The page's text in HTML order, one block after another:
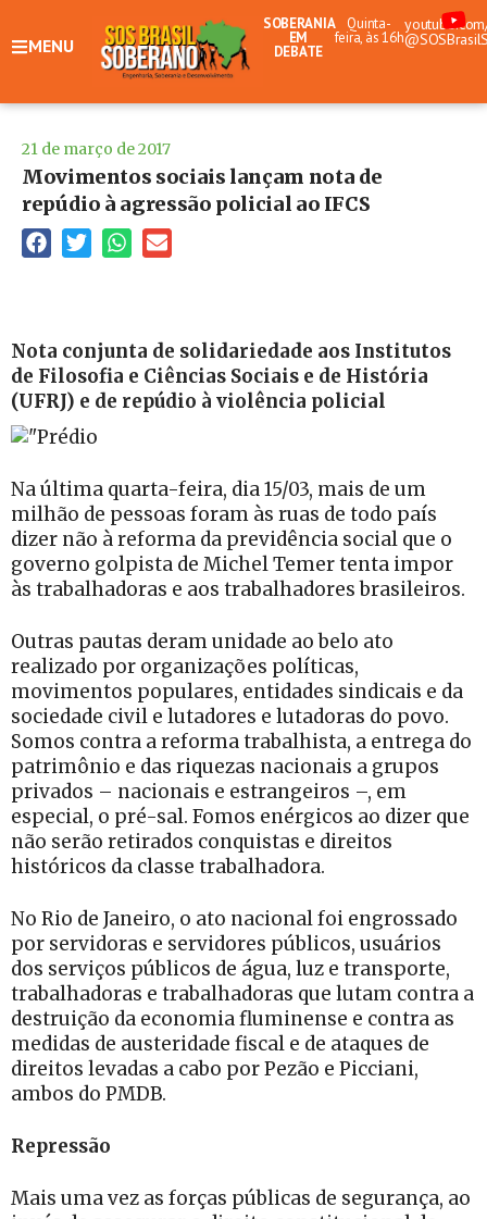
MENU
SOBERANIA
EM
DEBATE
Quinta-
feira, às 16h
21 de março de 2017
Movimentos sociais lançam nota de
repúdio à agressão policial ao IFCS
Nota conjunta de solidariedade aos Institutos
de Filosofia e Ciências Sociais e de História
(UFRJ) e de repúdio à violência policial
Na última quarta-feira, dia 15/03, mais de um
milhão de pessoas foram às ruas de todo país
dizer não à reforma da previdência social que o
governo golpista de Michel Temer tenta impor
às trabalhadoras e aos trabalhadores brasileiros.
Outras pautas deram unidade ao belo ato
realizado por organizações políticas,
movimentos populares, entidades sindicais e da
sociedade civil e lutadores e lutadoras do povo.
Somos contra a reforma trabalhista, a entrega do
patrimônio e das riquezas nacionais a grupos
privados – nacionais e estrangeiros –, em
especial, o pré-sal. Fomos enérgicos ao dizer que
não serão retirados conquistas e direitos
históricos da classe trabalhadora.
No Rio de Janeiro, o ato nacional foi engrossado
por servidoras e servidores públicos, usuários
dos serviços públicos de água, luz e transporte,
trabalhadoras e trabalhadoras que lutam contra a
destruição da economia fluminense e contra as
medidas de austeridade fiscal e de ataques de
direitos levadas a cabo por Pezão e Picciani,
ambos do PMDB.
Repressão
Mais uma vez as forças públicas de segurança, ao